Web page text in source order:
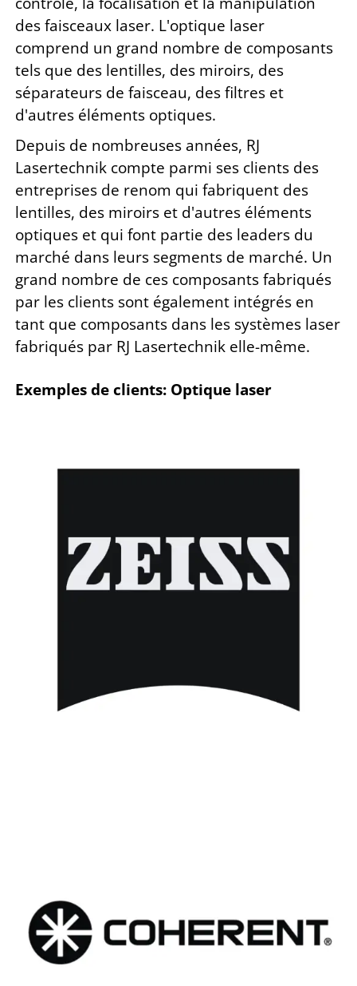
des faisceaux laser. L'optique laser
comprend un grand nombre de composants
tels que des lentilles, des miroirs, des
séparateurs de faisceau, des filtres et
d'autres éléments optiques.
Depuis de nombreuses années, RJ
Lasertechnik compte parmi ses clients des
entreprises de renom qui fabriquent des
lentilles, des miroirs et d'autres éléments
optiques et qui font partie des leaders du
marché dans leurs segments de marché. Un
grand nombre de ces composants fabriqués
par les clients sont également intégrés en
tant que composants dans les systèmes laser
fabriqués par RJ Lasertechnik elle-même.
Exemples de clients: Optique laser